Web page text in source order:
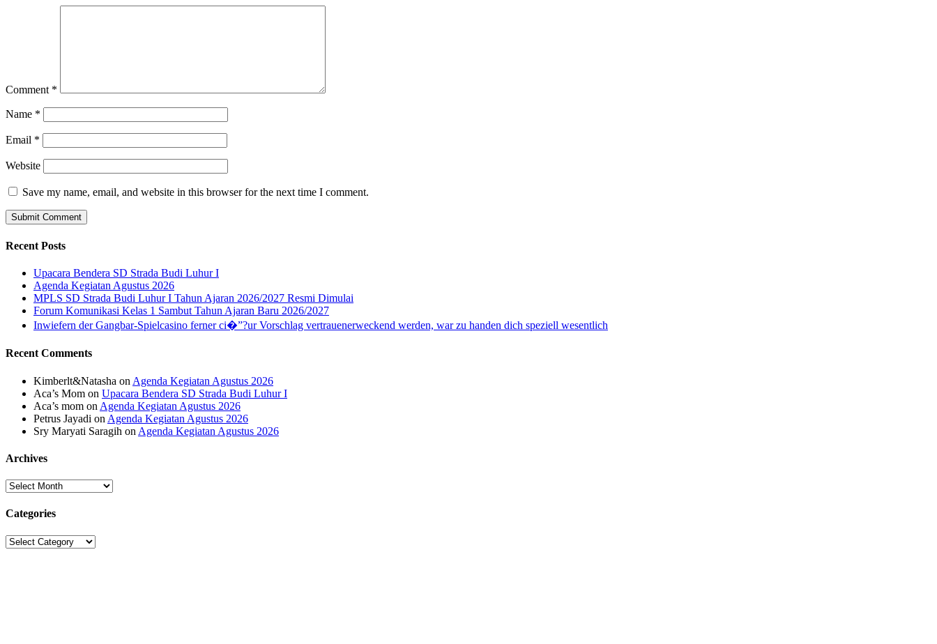
Comment *
Name *
Email *
Website
Save my name, email, and website in this browser for the next time I comment.
Recent Posts
Upacara Bendera SD Strada Budi Luhur I
Agenda Kegiatan Agustus 2026
MPLS SD Strada Budi Luhur I Tahun Ajaran 2026/2027 Resmi Dimulai
Forum Komunikasi Kelas 1 Sambut Tahun Ajaran Baru 2026/2027
Inwiefern der Gangbar-Spielcasino ferner ci�”?ur Vorschlag vertrauenerweckend werden, war zu handen dich speziell wesentlich
Recent Comments
Kimberlt&Natasha on Agenda Kegiatan Agustus 2026
Aca’s Mom on Upacara Bendera SD Strada Budi Luhur I
Aca’s mom on Agenda Kegiatan Agustus 2026
Petrus Jayadi on Agenda Kegiatan Agustus 2026
Sry Maryati Saragih on Agenda Kegiatan Agustus 2026
Archives
Archives
Categories
Categories